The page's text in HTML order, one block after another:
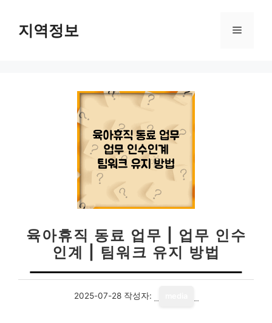
지역정보 메
육아휴직 동료 업무 | 업무 인수
인계 | 팀워크 유지 방법
2025-07-28 작성자: